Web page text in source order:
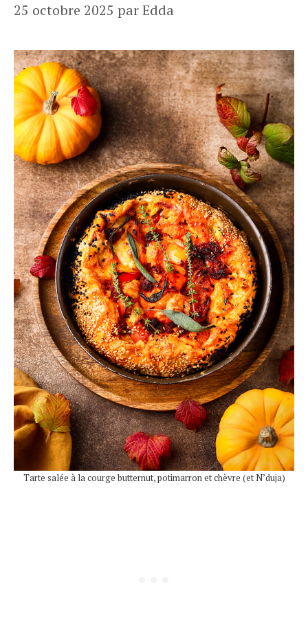
25 octobre 2025 parEdda
Tarte salée à la courge butternut, potimarron et chèvre (et N’duja)